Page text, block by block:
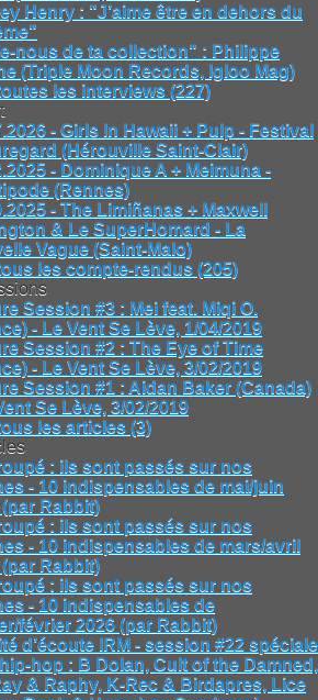
Henry : "J’aime être en dehors du
nous de ta collection" : Philippe
(Triple Moon Records, Igloo Mag)
les interviews (227)
- Girls In Hawaii + Pulp - Festival
(Hérouville Saint-Clair)
- Dominique A + Meimuna -
(Rennes)
- The Limiñanas + Maxwell
& Le SuperHomard - La
Vague (Saint-Malo)
les compte-rendus (205)
Session #3 : Mei feat. Miqi O.
- Le Vent Se Lève, 1/04/2019
Session #2 : The Eye of Time
- Le Vent Se Lève, 3/02/2019
Session #1 : Aidan Baker (Canada)
Se Lève, 3/02/2019
les articles (3)
: ils sont passés sur nos
- 10 indispensables de mai/juin
(par Rabbit)
: ils sont passés sur nos
- 10 indispensables de mars/avril
(par Rabbit)
: ils sont passés sur nos
- 10 indispensables de
février 2026 (par Rabbit)
d’écoute IRM - session #22 spéciale
hop : B Dolan, Cult of the Damned,
& Raphy, K-Rec & Birdapres, Lice